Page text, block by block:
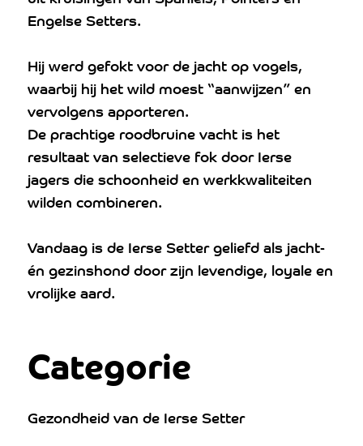
Engelse Setters.
Hij werd gefokt voor de jacht op vogels,
waarbij hij het wild moest “aanwijzen” en
vervolgens apporteren.
De prachtige roodbruine vacht is het
resultaat van selectieve fok door Ierse
jagers die schoonheid en werkkwaliteiten
wilden combineren.
Vandaag is de Ierse Setter geliefd als jacht-
én gezinshond door zijn levendige, loyale en
vrolijke aard.
Categorie
Gezondheid van de Ierse Setter